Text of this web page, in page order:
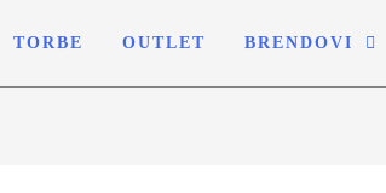
TORBE OUTLET BRENDOVI